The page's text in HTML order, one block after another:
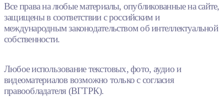
Все права на любые материалы, опубликованные на сайте,
защищены в соответствии с российским и
международным законодательством об интеллектуальной
собственности.
Любое использование текстовых, фото, аудио и
видеоматериалов возможно только с согласия
правообладателя (ВГТРК).